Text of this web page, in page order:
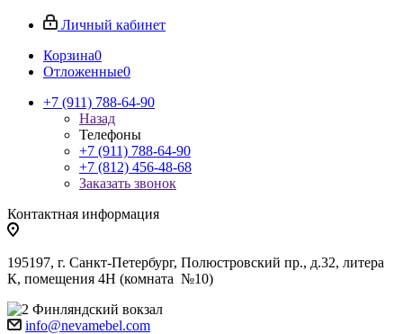
Личный кабинет
Корзина0
Отложенные0
+7 (911) 788-64-90
Назад
Телефоны
+7 (911) 788-64-90
+7 (812) 456-48-68
Заказать звонок
Контактная информация
195197, г. Санкт-Петербург, Полюстровский пр., д.32, литера
К, помещения 4Н (комната №10)
Финляндский вокзал
info@nevamebel.com